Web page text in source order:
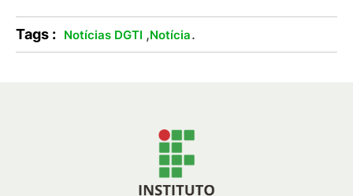
Tags : Notícias DGTI ,Notícia.